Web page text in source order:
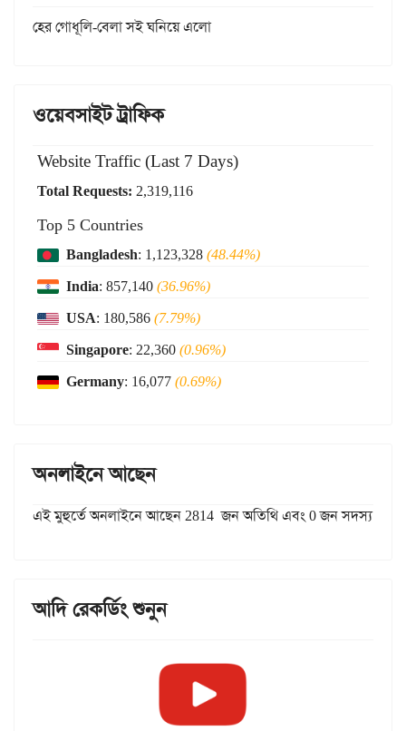
হের গোধূলি-বেলা সই ঘনিয়ে এলো
ওয়েবসাইট ট্রাফিক
Website Traffic (Last 7 Days)
Total Requests: 2,319,116
Top 5 Countries
Bangladesh: 1,123,328(48.44%)
India: 857,140(36.96%)
USA: 180,586(7.79%)
Singapore: 22,360(0.96%)
Germany: 16,077(0.69%)
অনলাইনে আছেন
এই মুহুর্তে অনলাইনে আছেন 2814 জন অতিথি এবং 0 জন সদস্য
আদি রেকর্ডিং শুনুন